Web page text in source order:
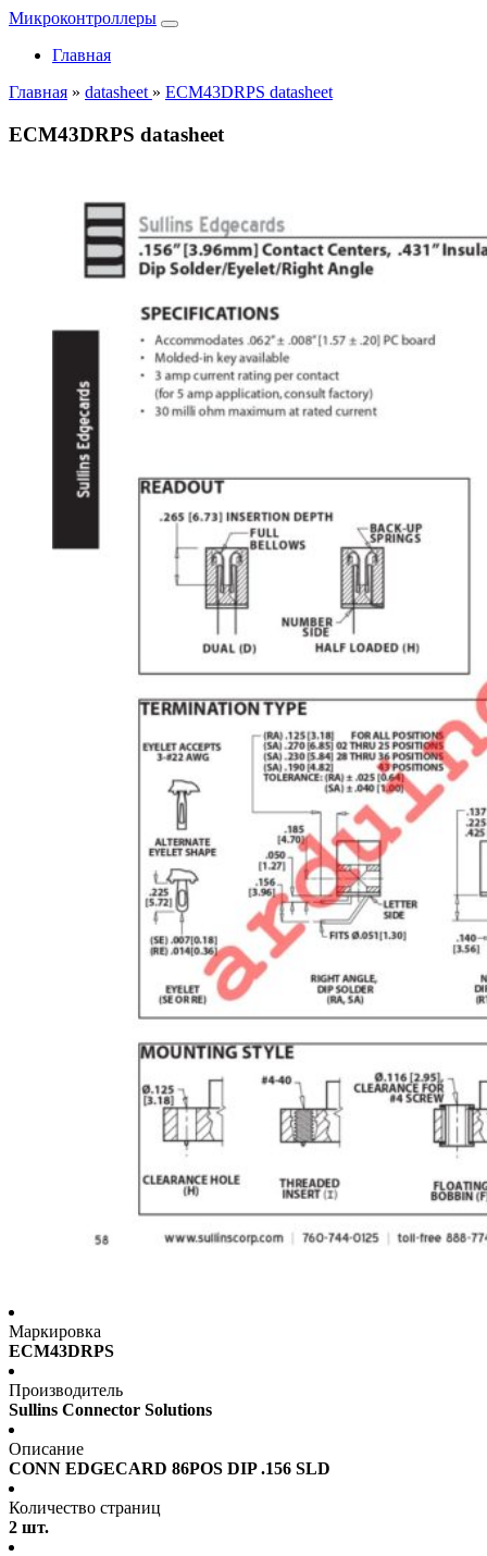
Микроконтроллеры
Главная
Главная » datasheet » ECM43DRPS datasheet
ECM43DRPS datasheet
Маркировка
ECM43DRPS
Производитель
Sullins Connector Solutions
Описание
CONN EDGECARD 86POS DIP .156 SLD
Количество страниц
2 шт.